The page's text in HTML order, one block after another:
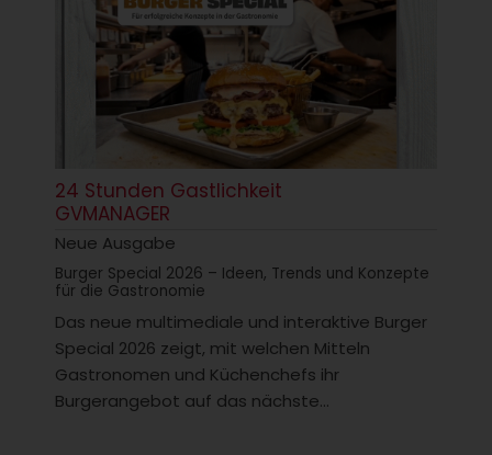
24 Stunden Gastlichkeit
GVMANAGER
Neue Ausgabe
Burger Special 2026 – Ideen, Trends und Konzepte
für die Gastronomie
Das neue multimediale und interaktive Burger
Special 2026 zeigt, mit welchen Mitteln
Gastronomen und Küchenchefs ihr
Burgerangebot auf das nächste...